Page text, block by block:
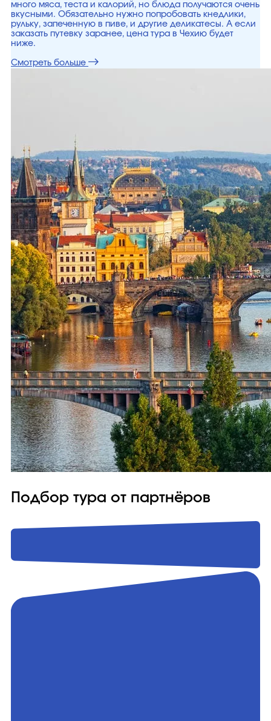
много мяса, теста и калорий, но блюда получаются очень
вкусными. Обязательно нужно попробовать кнедлики,
рульку, запеченную в пиве, и другие деликатесы. А если
заказать путевку заранее, цена тура в Чехию будет
ниже.
Смотреть больше
Подбор тура от партнёров